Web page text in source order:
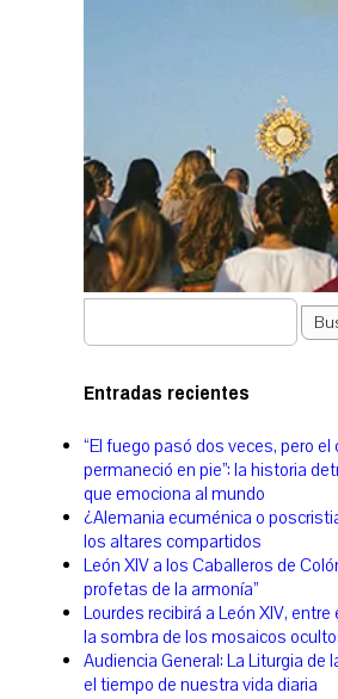
Entradas recientes
“El fuego pasó dos veces, pero el
permaneció en pie”: la historia
que emociona al mundo
¿Alemania ecuménica o
los altares compartidos
León XIV a los Caballeros de
profetas de la armonía”
Lourdes recibirá a León XIV,
la sombra de los mosaicos
Audiencia General: La Liturgia de
el tiempo de nuestra vida diaria